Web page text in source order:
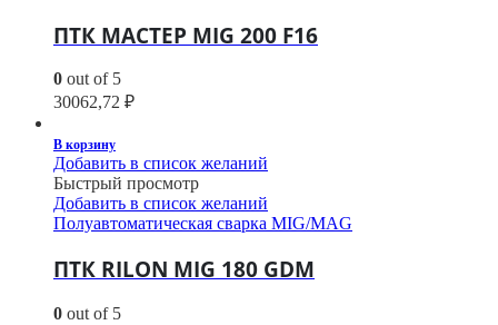
ПТК МАСТЕР MIG 200 F16
0 out of 5
30062,72 ₽
В корзину
Добавить в список желаний
Быстрый просмотр
Добавить в список желаний
Полуавтоматическая сварка MIG/MAG
ПТК RILON MIG 180 GDM
0 out of 5